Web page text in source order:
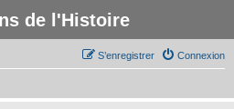
de l'Histoire
Connexion
S’enregistrer